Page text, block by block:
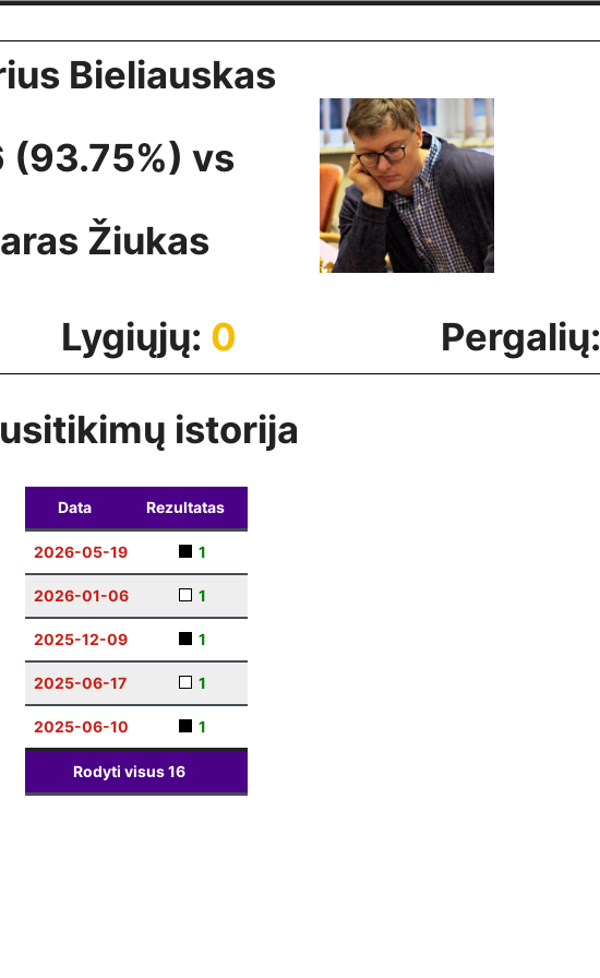
Bieliauskas
(93.75%) vs
Žiukas
Lygiųjų: 0 Pergalių:
istorija
Data Rezultatas
2026-05-19 1
2026-01-06 1
2025-12-09 1
2025-06-17 1
2025-06-10 1
Rodyti visus16